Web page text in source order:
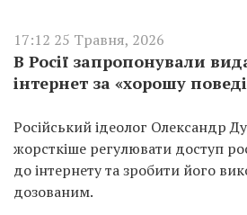
17:12 25 Травня, 2026
В Росії запропонували
інтернет за «хорошу
Російський ідеолог Олександр
жорсткіше регулювати доступ
до інтернету та зробити його
дозованим.